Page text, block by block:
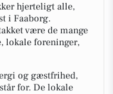
hjerteligt alle,
i Faaborg.
være de mange
lokale foreninger,
og gæstfrihed,
for. De lokale